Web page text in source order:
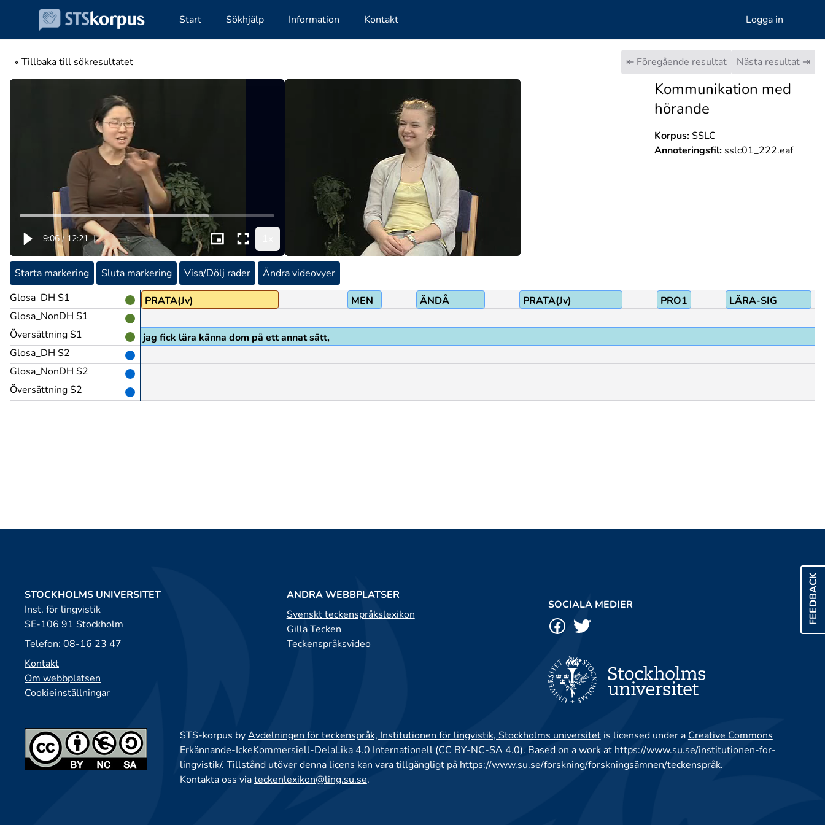
Start Sökhjälp Information Kontakt Logga in
« Tillbaka till sökresultatet ⇤ Föregående resultat Nästa resultat ⇥
9:06 / 12:21 |
Kommunikation med
hörande
Korpus:SSLC
Annoteringsfil:sslc01_222.eaf
Starta markering Sluta markering Visa/Dölj rader
Ändra videovyer
Glosa_DH S1
Glosa_NonDH S1
Översättning S1
Glosa_DH S2
Glosa_NonDH S2
Översättning S2
PU@g PRATA(Jv) MEN ÄNDÅ PRATA(Jv) PRO1 LÄRA-SIG
men ändå dom pratade och jag fick lära känna dom på ett annat sätt,
FEEDBACK
STOCKHOLMS UNIVERSITET
Inst. för lingvistik
SE-106 91 Stockholm
Telefon: 08-16 23 47
Kontakt
Om webbplatsen
Cookieinställningar
ANDRA WEBBPLATSER
Svenskt teckenspråkslexikon
Gilla Tecken
Teckenspråksvideo
SOCIALA MEDIER
STS-korpus byAvdelningen för teckenspråk, Institutionen för lingvistik, Stockholms universitetis licensed under a Creative Commons
Erkännande-IckeKommersiell-DelaLika 4.0 Internationell (CC BY-NC-SA 4.0). Based on a work at https://www.su.se/institutionen-for-
lingvistik/. Tillstånd utöver denna licens kan vara tillgängligt på https://www.su.se/forskning/forskningsämnen/teckenspråk.
Kontakta oss viateckenlexikon@ling.su.se.